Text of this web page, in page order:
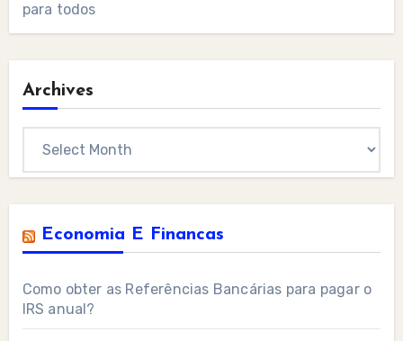
para todos
Archives
Economia E Financas
Como obter as Referências Bancárias para pagar o
IRS anual?